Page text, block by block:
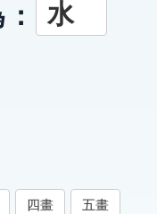
水
四畫 五畫